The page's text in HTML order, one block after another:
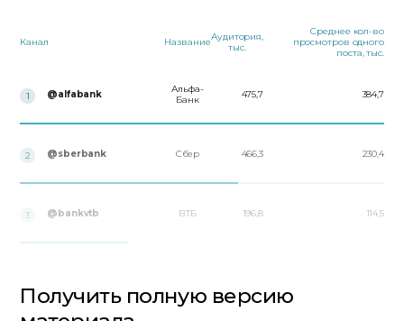
Канал НазваниеАудитория,
тыс.
Среднее кол-во
просмотров одного
поста, тыс.
1 @alfabank
Альфа-
Банк
475,7 384,7
2 @sberbank Сбер 466,3 230,4
3 @bankvtb ВТБ 196,8 114,5
Получить полную версию